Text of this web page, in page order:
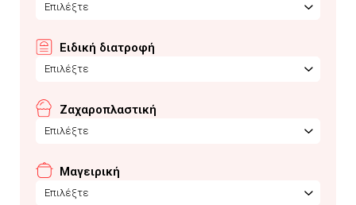
Επιλέξτε
Ειδική διατροφή
Επιλέξτε
Ζαχαροπλαστική
Επιλέξτε
Μαγειρική
Επιλέξτε